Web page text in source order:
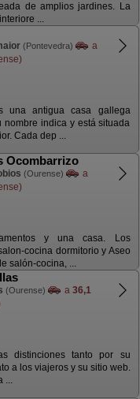
de amplios jardines. La
...
(Pontevedra)
a
antigua casa gallega
indica y está situada
Cada dep ...
Ocombarrizo
(Ourense)
a
y una casa. Los
cocina dormitorio y Aseo
salón-cocina, ...
(Ourense) a 36,1
distinciones tanto por su
a los viajeros y su sitio web.
...